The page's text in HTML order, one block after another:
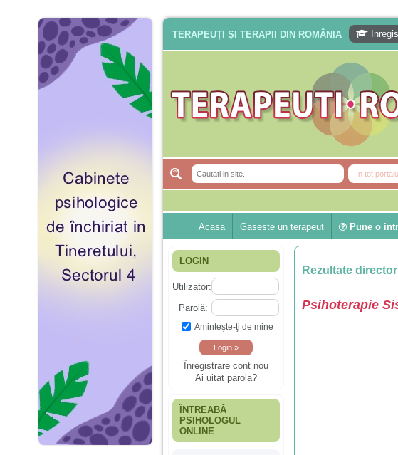
TERAPEUȚI ȘI TERAPII DIN ROMÂNIA
Acasa Gaseste un terapeut Pune o
LOGIN
Utilizator:
Parolă:
Aminteşte-ţi de mine
Înregistrare cont nou
Ai uitat parola?
ÎNTREABĂ
PSIHOLOGUL
ONLINE
Rezultate
Psihoterapie